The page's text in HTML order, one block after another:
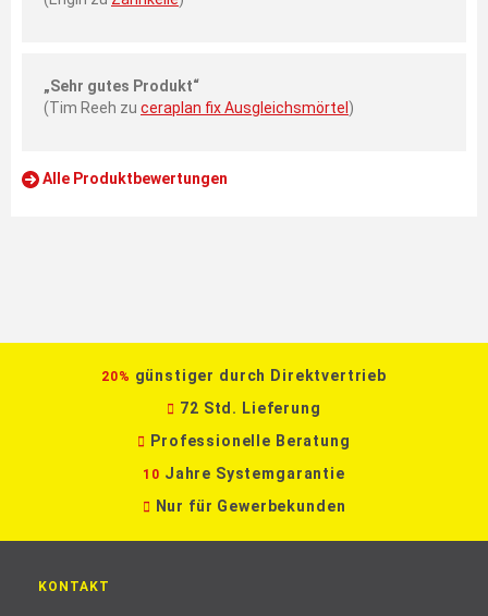
„Sehr gutes Produkt“
(Tim Reeh zu ceraplan fix Ausgleichsmörtel )
Alle Produktbewertungen
20% günstiger durch Direktvertrieb
72 Std. Lieferung
Professionelle Beratung
10 Jahre Systemgarantie
Nur für Gewerbekunden
KONTAKT